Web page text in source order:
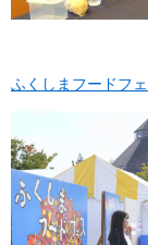
ふくしまフードフ